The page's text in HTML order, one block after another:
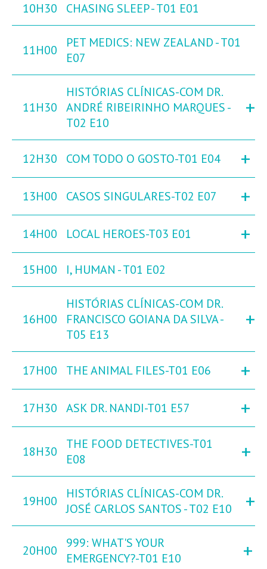
10H30 CHASING SLEEP - T01 E01
11H00
PET MEDICS: NEW ZEALAND - T01
E07
11H30
HISTÓRIAS CLÍNICAS-COM DR.
ANDRÉ RIBEIRINHO MARQUES -
T02 E10
+
12H30 COM TODO O GOSTO-T01 E04 +
13H00 CASOS SINGULARES-T02 E07 +
14H00 LOCAL HEROES-T03 E01 +
15H00 I, HUMAN - T01 E02
16H00
HISTÓRIAS CLÍNICAS-COM DR.
FRANCISCO GOIANA DA SILVA -
T05 E13
+
17H00 THE ANIMAL FILES-T01 E06 +
17H30 ASK DR. NANDI-T01 E57 +
18H30
THE FOOD DETECTIVES-T01
E08
+
19H00
HISTÓRIAS CLÍNICAS-COM DR.
JOSÉ CARLOS SANTOS - T02 E10
+
20H00
999: WHAT'S YOUR
EMERGENCY?-T01 E10
+